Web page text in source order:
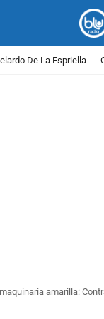
De La Espriella
amarilla: